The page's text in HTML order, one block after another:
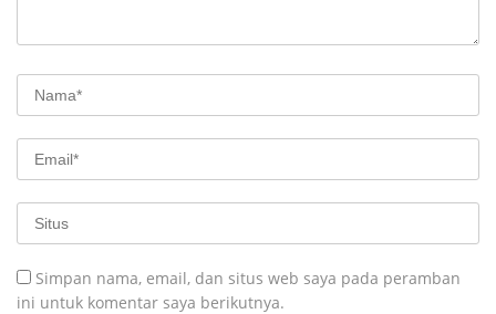
Simpan nama, email, dan situs web saya pada peramban
ini untuk komentar saya berikutnya.